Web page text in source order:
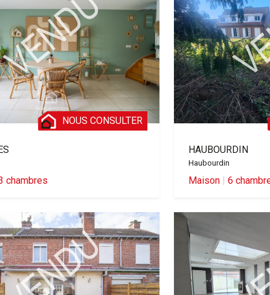
NOUS CONSULTER
chambres
HAUBOURDIN
Haubourdin
Maison | 6